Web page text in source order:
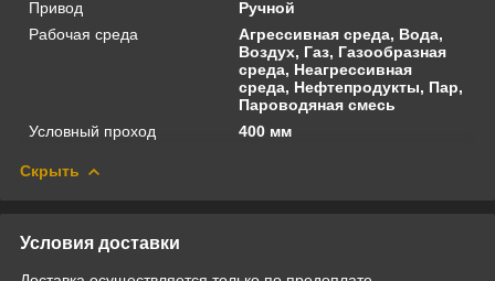
Привод
Ручной
Рабочая среда
Агрессивная среда, Вода,
Воздух, Газ, Газообразная
среда, Неагрессивная
среда, Нефтепродукты, Пар,
Пароводяная смесь
Условный проход
400 мм
Скрыть
Условия доставки